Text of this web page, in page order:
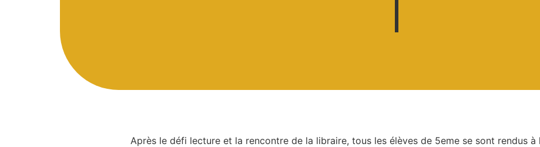
Après le défi lecture et la rencontre de la libraire, tous les élèves de 5eme se sont rendus